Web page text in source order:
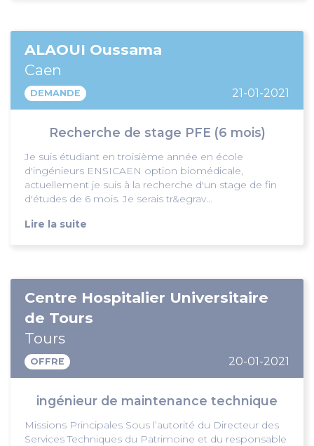
ALAOUI Oussama
Caen
DEMANDE 21-01-2021
Recherche de stage PFE (6 mois)
Je suis étudiant en troisième année en école
d'ingénieurs ENSICAEN option biomédicale,
actuellement je suis à la recherche d'un stage de fin
d'études de 6 mois. Je serais tr&egrav...
Lire la suite
Centre Hospitalier Universitaire
de Tours
Tours
OFFRE 20-01-2021
ingénieur de maintenance technique
Missions Principales Sous l’autorité du Directeur des
Services Techniques du Patrimoine et du responsable